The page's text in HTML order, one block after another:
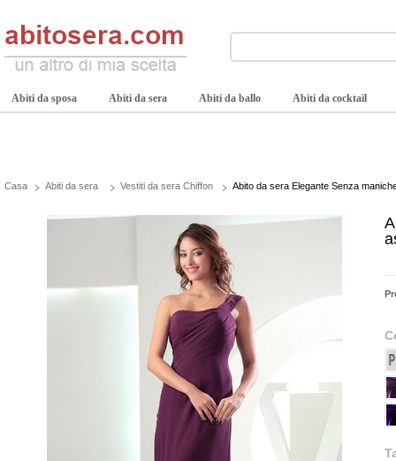
Abiti da sposa Abiti da sera Abiti da ballo Abiti da cocktail
Casa Abiti da sera Vestiti da sera Chiffon Abito da sera Elegante Senza